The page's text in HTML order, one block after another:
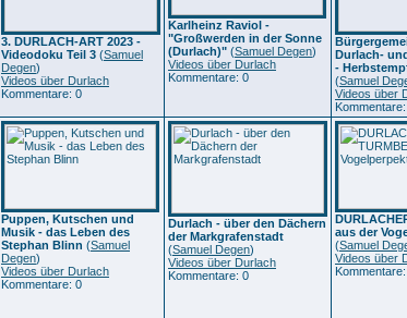
3. DURLACH-ART 2023 -
Videodoku Teil 3 (Samuel
Degen)
Videos über Durlach
Kommentare: 0
Karlheinz Raviol -
"Großwerden in der Sonne
(Durlach)" (Samuel Degen)
Videos über Durlach
Kommentare: 0
Durlach-
-
(Samuel
Videos über
Puppen, Kutschen und
Musik - das Leben des
Stephan Blinn (Samuel
Degen)
Videos über Durlach
Kommentare: 0
Durlach - über den Dächern
der Markgrafenstadt
(Samuel Degen)
Videos über Durlach
Kommentare: 0
aus der
(Samuel
Videos über